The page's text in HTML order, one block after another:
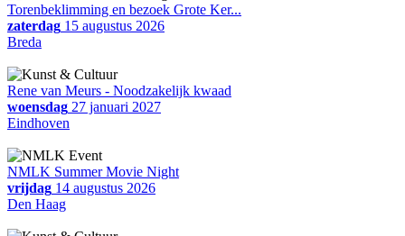
Torenbeklimming en bezoek Grote Ker...
zaterdag 15 augustus 2026
Breda
Rene van Meurs - Noodzakelijk kwaad
woensdag 27 januari 2027
Eindhoven
NMLK Summer Movie Night
vrijdag 14 augustus 2026
Den Haag